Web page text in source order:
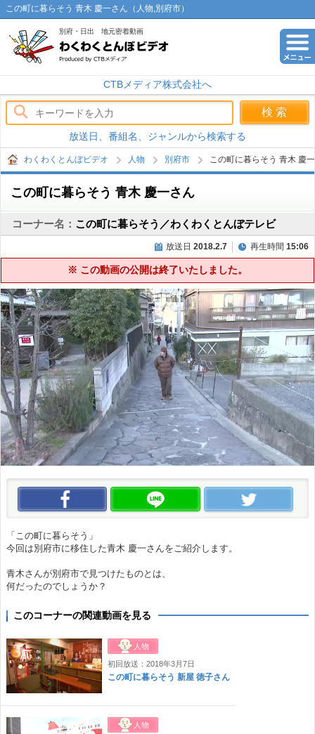
この町に暮らそう 青木 慶一さん（人物,別府市）
別府・日出 地元密着動画
CTBメディア株式会社へ
放送日、番組名、ジャンルから検索する
わくわくとんぼビデオ 人物 別府市 この町に暮らそう 青木 慶
この町に暮らそう 青木 慶一さん
コーナー名： この町に暮らそう／わくわくとんぼテレビ
放送日 2018.2.7 再生時間 15:06
※ この動画の公開は終了いたしました。
この動画をいいね！ この動画をLINEで送る
「この町に暮らそう」
今回は別府市に移住した青木 慶一さんをご紹介します。
青木さんが別府市で見つけたものとは、
何だったのでしょうか？
このコーナーの関連動画を見る
人物
初回放送：2018年3月7日
この町に暮らそう 新屋 徳子さん
人物